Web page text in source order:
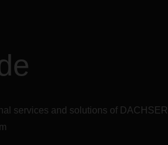
services and solutions of